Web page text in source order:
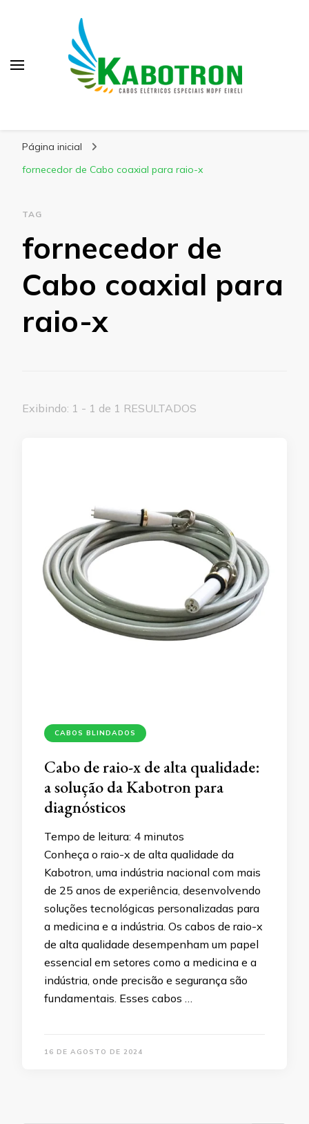
Página inicial
fornecedor de Cabo coaxial para raio-x
TAG
fornecedor de
Cabo coaxial para
raio-x
Exibindo: 1 - 1 de 1 RESULTADOS
CABOS BLINDADOS
Cabo de raio-x de alta qualidade:
a solução da Kabotron para
diagnósticos
Tempo de leitura: 4 minutos
Conheça o raio-x de alta qualidade da
Kabotron, uma indústria nacional com mais
de 25 anos de experiência, desenvolvendo
soluções tecnológicas personalizadas para
a medicina e a indústria. Os cabos de raio-x
de alta qualidade desempenham um papel
essencial em setores como a medicina e a
indústria, onde precisão e segurança são
fundamentais. Esses cabos …
16 DE AGOSTO DE 2024